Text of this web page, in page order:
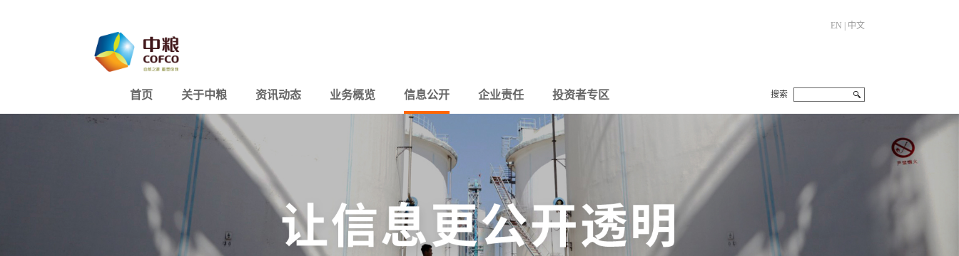
EN 中文
首页 关于中粮 资讯动态 业务概览 信息公开 企业责任 投资者专区 搜索